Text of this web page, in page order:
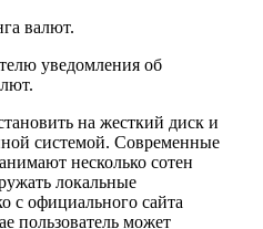
валют.
уведомления об
на жесткий диск и
системой. Современные
несколько сотен
локальные
с официального сайта
пользователь может